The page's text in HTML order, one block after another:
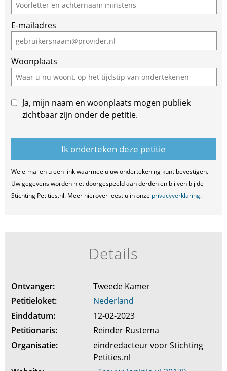
are
a
human,
ignore
this
field
E-mailadres
Woonplaats
Ja, mijn naam en woonplaats mogen publiek
zichtbaar zijn onder de petitie.
We e-mailen u een link waarmee u uw ondertekening kunt bevestigen.
Uw gegevens worden niet doorgespeeld aan derden en blijven bij de
Stichting Petities.nl. Meer hierover leest u in onze privacyverklaring.
Details
Ontvanger:
Tweede Kamer
Petitieloket:
Nederland
Einddatum:
12-02-2023
Petitionaris:
Reinder Rustema
Organisatie:
eindredacteur voor Stichting
Petities.nl